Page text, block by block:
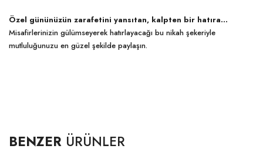
Özel gününüzün zarafetini yansıtan, kalpten bir hatıra…
Misafirlerinizin gülümseyerek hatırlayacağı bu nikah şekeriyle
mutluluğunuzu en güzel şekilde paylaşın.
BENZER ÜRÜNLER